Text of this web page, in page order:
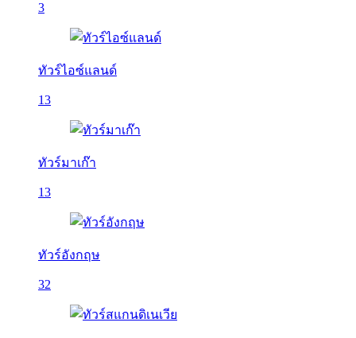
3
ทัวร์ไอซ์แลนด์
13
ทัวร์มาเก๊า
13
ทัวร์อังกฤษ
32